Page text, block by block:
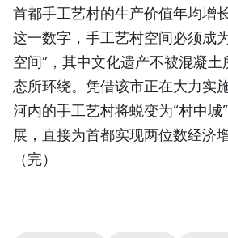
首都手工艺村的生产价值年均增
这一数字，手工艺村空间必须成
空间”，其中文化遗产不被混凝
态所环绕。凭借该市正在大力实
河内的手工艺村将蜕变为“村中城
展，直接为首都实现两位数经济
（完）